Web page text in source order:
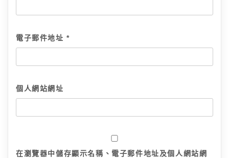
電子郵件地址*
個人網站網址
在瀏覽器中儲存顯示名稱、電子郵件地址及個人網站網